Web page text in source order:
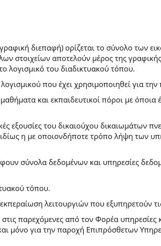
διεπαφή) ορίζεται το σύνολο των
στοιχείων αποτελούν μέρος της
λογισμικό του διαδικτυακού τόπου.
που έχει χρησιμοποιηθεί για
και εκπαιδευτικοί πόροι με
εξουσίες του δικαιούχου δικαιωμάτων
η με οποιονδήποτε τρόπο λήψη των
σύνολα δεδομένων και υπηρεσίες
τόπου.
λειτουργιών που εξυπηρετούν
παρεχόμενες από τον Φορέα
μόνο για την παροχή Επιπρόσθετων